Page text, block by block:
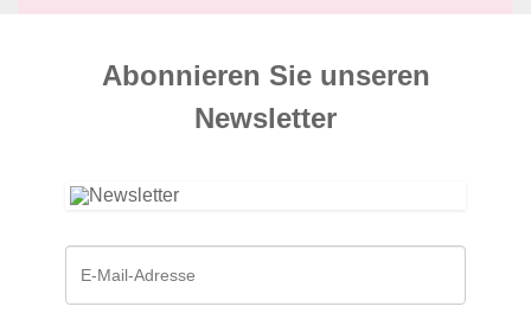
Abonnieren Sie unseren
News­letter